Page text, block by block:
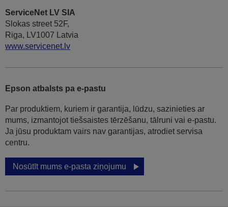
ServiceNet LV SIA
Slokas street 52F,
Riga, LV1007 Latvia
www.servicenet.lv
Epson atbalsts pa e-pastu
Par produktiem, kuriem ir garantija, lūdzu, sazinieties ar
mums, izmantojot tiešsaistes tērzēšanu, tālruni vai e-pastu.
Ja jūsu produktam vairs nav garantijas, atrodiet servisa
centru.
Nosūtīt mums e-pasta ziņojumu